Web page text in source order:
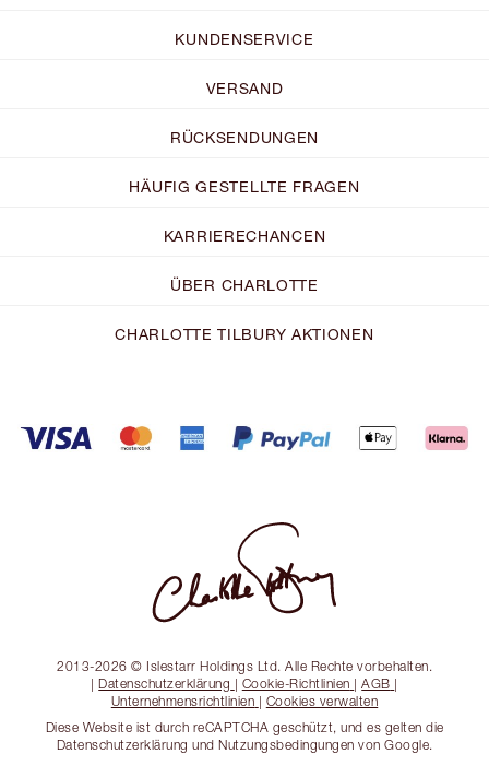
KUNDENSERVICE
VERSAND
RÜCKSENDUNGEN
HÄUFIG GESTELLTE FRAGEN
KARRIERECHANCEN
ÜBER CHARLOTTE
CHARLOTTE TILBURY AKTIONEN
2013-2026 © Islestarr Holdings Ltd. Alle Rechte vorbehalten.
| Datenschutzerklärung | Cookie-Richtlinien |AGB |
Unternehmensrichtlinien | Cookies verwalten
Diese Website ist durch reCAPTCHA geschützt, und es gelten die
Datenschutzerklärung und Nutzungsbedingungen von Google.